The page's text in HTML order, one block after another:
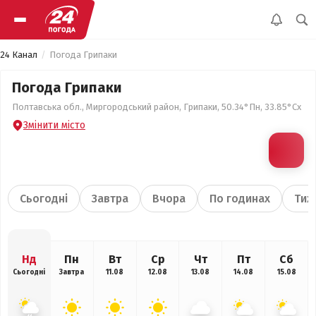
24 Канал Погода Грипаки
Погода Грипаки
Полтавська обл., Миргородський район, Грипаки, 50.34°Пн, 33.85°Сх
Змінити місто
Сьогодні Завтра Вчора По годинах
Нд
Сьогодні
Пн
Завтра
Вт
11.08
Ср
12.08
Чт
13.08
Пт
14.08
Сб
15.08